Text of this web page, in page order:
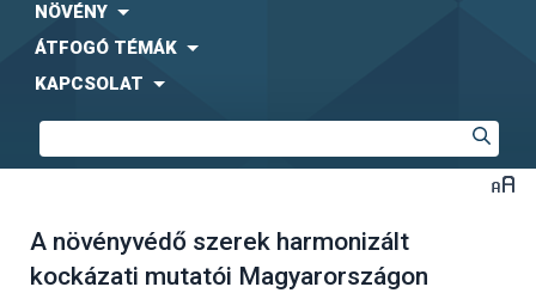
NÖVÉNY
ÁTFOGÓ TÉMÁK
KAPCSOLAT
A növényvédő szerek harmonizált
kockázati mutatói Magyarországon